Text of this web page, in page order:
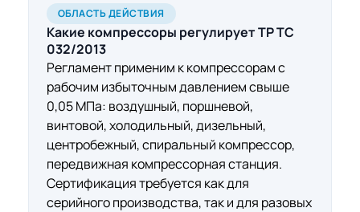
ОБЛАСТЬ ДЕЙСТВИЯ
Какие компрессоры регулируетТР ТС
032/2013
Регламент применим к компрессорам с
рабочим избыточным давлением свыше
0,05 МПа: воздушный, поршневой,
винтовой, холодильный, дизельный,
центробежный, спиральный компрессор,
передвижная компрессорная станция.
Сертификация требуется как для
серийного производства, так и для разовых